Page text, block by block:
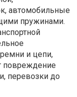
автомобильные
пружинами.
и цепи,
повреждение
перевозки до